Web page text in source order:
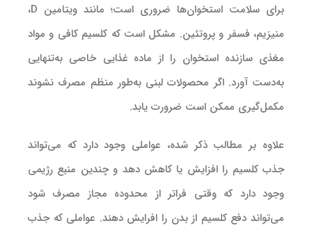
برای سلامت استخوان‌ها ضروری است؛ مانند ویتامین D،
منیزیم، فسفر و پروتئین. مشکل است که کلسیم کافی و مواد
مغذی سازنده استخوان را از ماده غذایی خاصی به‌تنهایی
به‌دست آورد. اگر محصولات لبنی به‌طور منظم مصرف نشوند
مکمل‌گیری ممکن است ضرورت یابد.
علاوه بر مطالب ذکر شده، عواملی وجود دارد که می‌تواند
جذب کلسیم را افزایش یا کاهش دهد و چندین منبع رژیمی
وجود دارد که وقتی فراتر از محدوده مجاز مصرف شود
می‌تواند دفع کلسیم از بدن را افرایش دهند. عواملی که جذب